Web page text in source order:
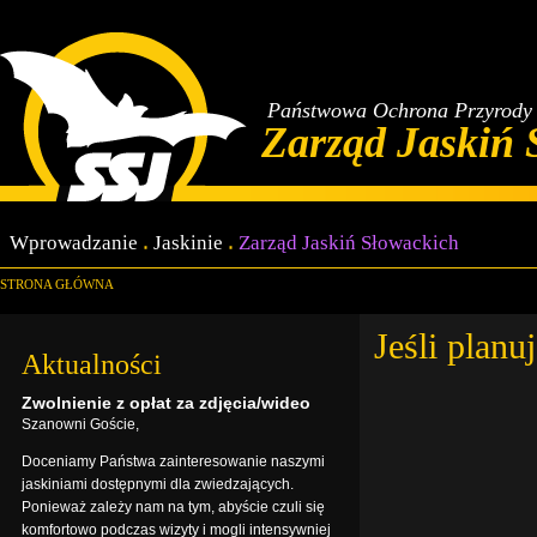
Państwowa Ochrona
Zarząd Jaskiń
Wprowadzanie Jaskinie Zarząd Jaskiń Słowackich
STRONA GŁÓWNA
Jeśli
Aktualności
Zwolnienie z opłat za zdjęcia/wideo
Szanowni Goście,
Doceniamy Państwa zainteresowanie naszymi
jaskiniami dostępnymi dla zwiedzających.
Ponieważ zależy nam na tym, abyście czuli się
komfortowo podczas wizyty i mogli intensywniej